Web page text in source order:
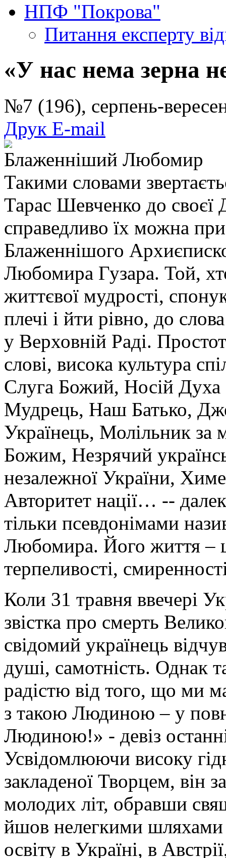
НПФ "Покрова"
Питання експерту
«У нас нема зерна
№7 (196), серпень-
Друк E-mail
Блаженніший Любомир
Такими словами
Тарас Шевченко до
справедливо їх можна
Блаженнішого
Любомира Гузара. Той,
життєвої мудрості,
плечі і йти рівно, до
у Верховній Раді.
слові, висока культура
Слуга Божий, Носій
Мудрець, Наш Батько,
Українець, Молільник за
Божим, Незрячий
незалежної України,
Авторитет нації… --
тільки псевдонімами
Любомира. Його життя –
терпеливості,
Коли 31 травня ввечері
звістка про смерть
свідомий українець
душі, самотність. Однак
радістю від того, що ми
з такою Людиною – у
Людиною!» - девіз
Усвідомлюючи високу
закладеної Творцем, він
молодих літ, обравши
йшов нелегкими шляхами
освіту в Україні, в